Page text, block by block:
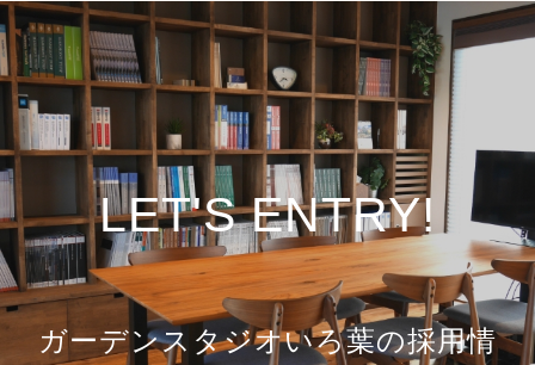
LET'S ENTRY!
ガーデンスタジオいろ葉の採用情